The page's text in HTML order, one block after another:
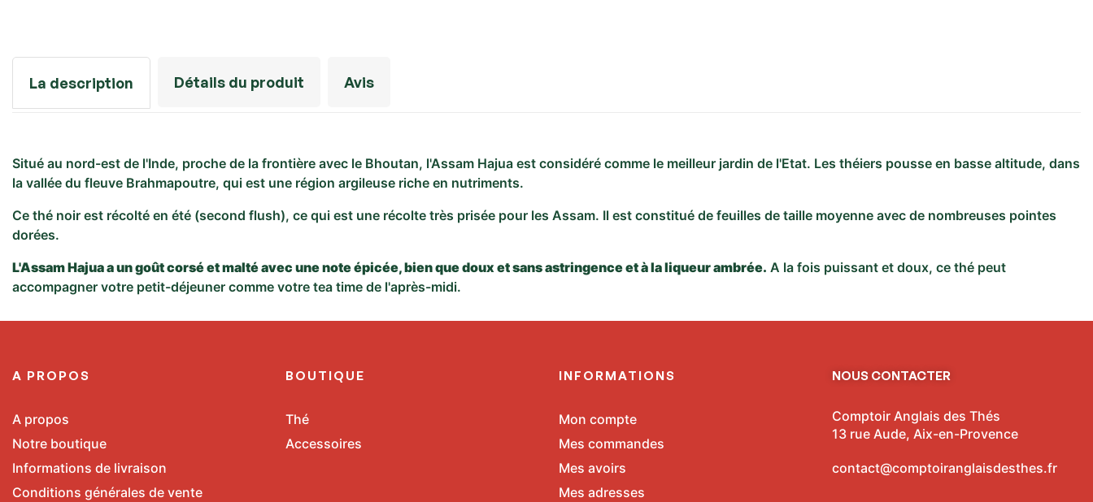
La description Détails du produit Avis
Situé au nord-est de l'Inde, proche de la frontière avec le Bhoutan, l'Assam Hajua est considéré comme le meilleur jardin de l'Etat. Les théiers pousse en basse altitude, dans
la vallée du fleuve Brahmapoutre, qui est une région argileuse riche en nutriments.
Ce thé noir est récolté en été (second flush), ce qui est une récolte très prisée pour les Assam. Il est constitué de feuilles de taille moyenne avec de nombreuses pointes
dorées.
L'Assam Hajua a un goût corsé et malté avec une note épicée, bien que doux et sans astringence et à la liqueur ambrée. A la fois puissant et doux, ce thé peut
accompagner votre petit-déjeuner comme votre tea time de l'après-midi.
A PROPOS
A propos
Notre boutique
Informations de livraison
Conditions générales de vente
BOUTIQUE
Thé
Accessoires
INFORMATIONS
Mon compte
Mes commandes
Mes avoirs
Mes adresses
NOUS CONTACTER
Comptoir Anglais des Thés
13 rue Aude, Aix-en-Provence
contact@comptoiranglaisdesthes.fr